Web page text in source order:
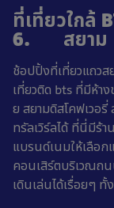
ที่เที่ยวใกล้
6. สยาม
ช้อปปิ้งที่เที่ยวแถวส
เที่ยวติด bts ที่มีห้า
ย สยามดิสโคฟเวอรี่
ทรัลเวิร์ลได้ ที่นี่มีร้
แบรนด์เนมให้เลือก
คอนเสิร์ตบริเวณถ
เดินเล่นได้เรื่อยๆ